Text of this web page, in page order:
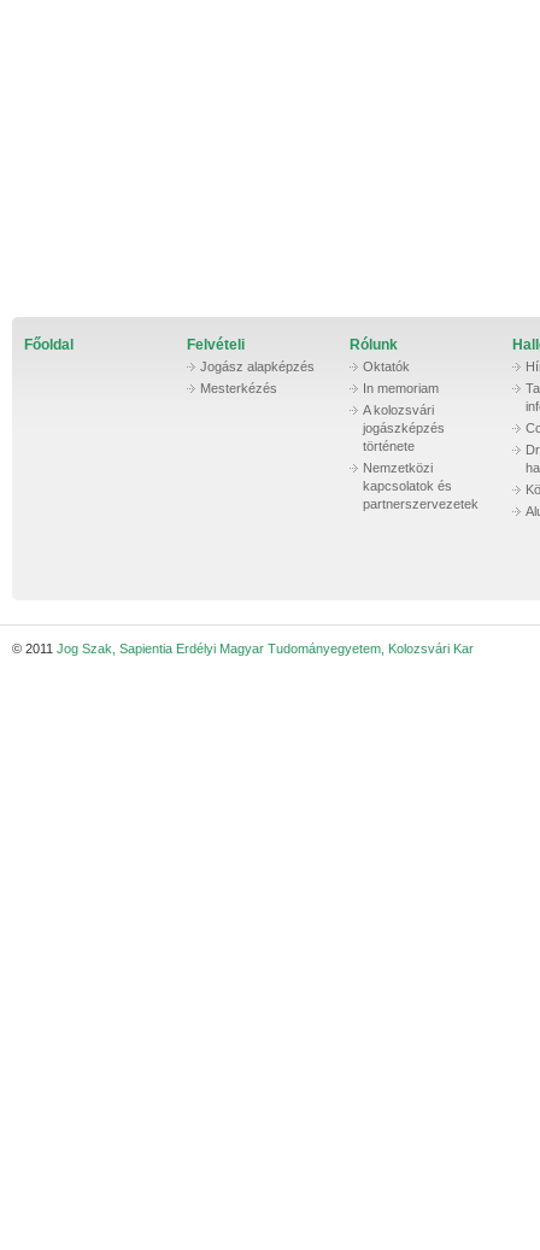
Főoldal Felvételi
Jogász alapképzés
Mesterkézés
Rólunk
Oktatók
In memoriam
A kolozsvári
jogászképzés
története
Nemzetközi
kapcsolatok és
partnerszervezetek
© 2011 Jog Szak, Sapientia Erdélyi Magyar Tudományegyetem, Kolozsvári Kar